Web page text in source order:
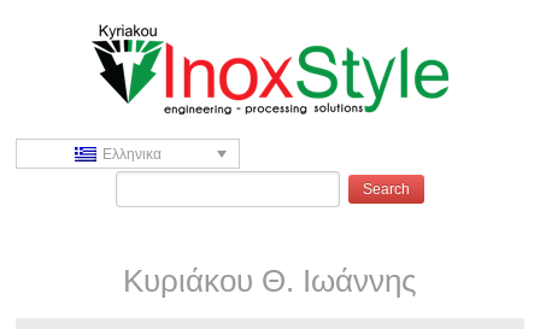
Ελληνικα
Κυριάκου Θ. Ιωάννης